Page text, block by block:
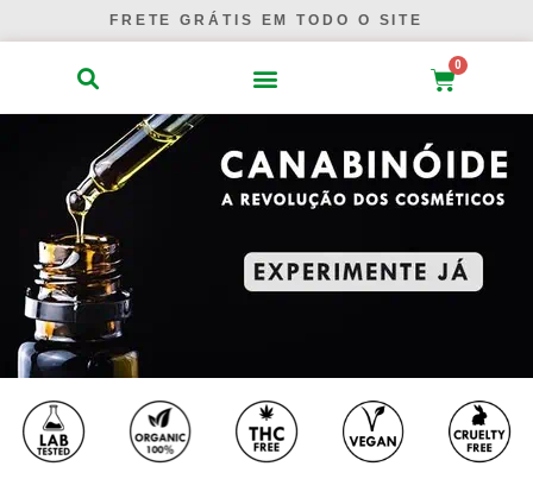
para
FRETE GRÁTIS EM TODO O SITE
0
Carrinho